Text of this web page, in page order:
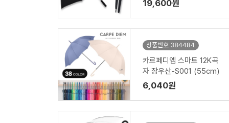
19,600원
상품번호 384484
카르페디엠 스마트 12K곡
자 장우산-S001 (55cm)
6,040원